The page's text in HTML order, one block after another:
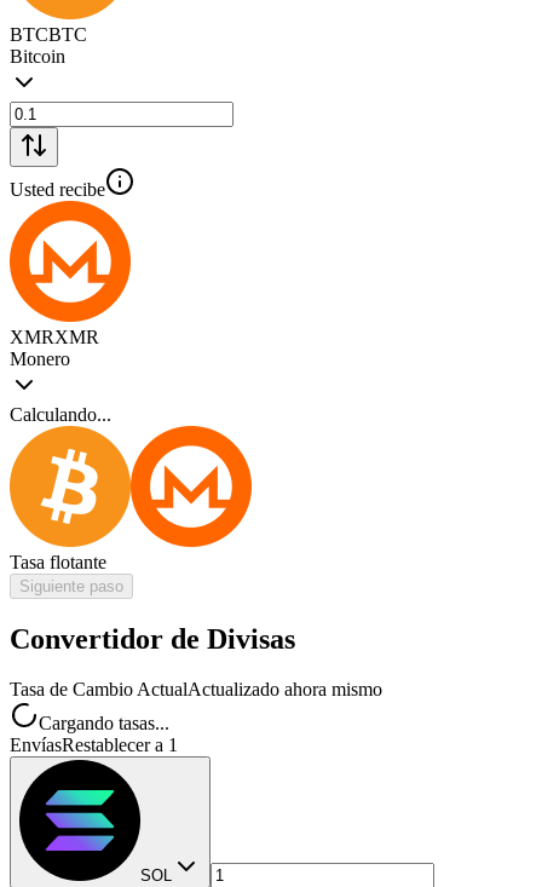
BTCBTC
Bitcoin
Usted recibe
XMRXMR
Monero
Calculando...
Tasa flotante
Siguiente paso
Convertidor de Divisas
Tasa de Cambio ActualActualizado ahora mismo
Cargando tasas...
EnvíasRestablecer a 1
SOL